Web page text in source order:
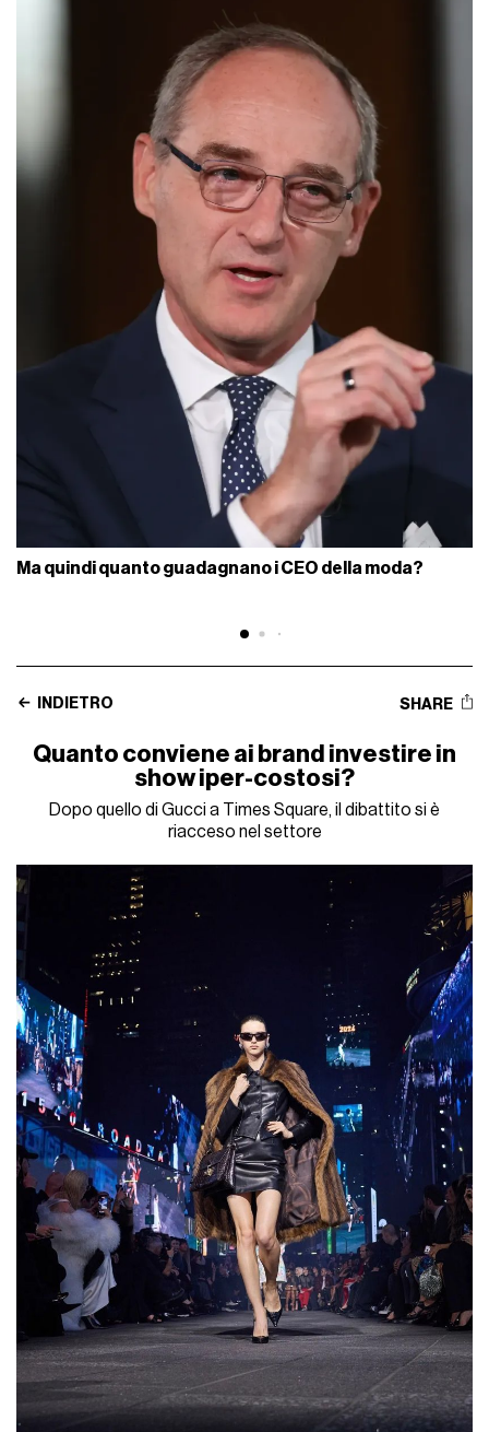
Ma quindi quanto guadagnano i CEO della moda?
INDIETRO SHARE
Quanto conviene ai brand investire in
show iper-costosi?
Dopo quello di Gucci a Times Square, il dibattito si è
riacceso nel settore